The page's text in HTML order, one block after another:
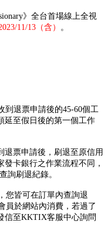
》全台首場線上全視
11/13（含） 。
到退票申請後的45-60個工
延至假日後的第一個工作
退票申請後，刷退至原信用
卡銀行之作業流程不同，
詢刷退紀錄。
您皆可在訂單內查詢退
員於網站內消費，若過了
信至KKTIX客服中心詢問